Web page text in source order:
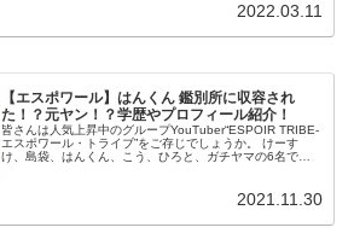
2022.03.11
【エスポワール】はんくん 鑑別所に収容され
た！？元ヤン！？学歴やプロフィール紹介！
皆さんは人気上昇中のグループYouTuber“ESPOIR TRIBE-
エスポワール・トライブ”をご存じでしょうか。 けーす
け、島袋、はんくん、こう、ひろと、ガチヤマの6名で活
2021.11.30